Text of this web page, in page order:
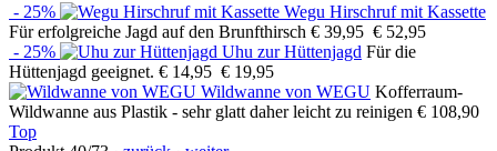
- 25%
Wegu Hirschruf mit Kassette
Für erfolgreiche Jagd auf den Brunfthirsch € 39,95 € 52,95
- 25%
Uhu zur Hüttenjagd Für die
Hüttenjagd geeignet. € 14,95 € 19,95
Wildwanne von WEGU Kofferraum-
Wildwanne aus Plastik - sehr glatt daher leicht zu reinigen € 108,90
Top